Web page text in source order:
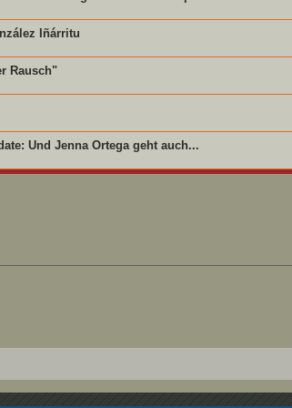
Iñárritu
Rausch"
Und Jenna Ortega geht auch...